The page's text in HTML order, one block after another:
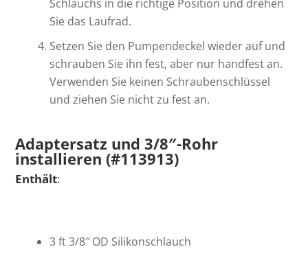
Schlauchs in die richtige Position und drehen
Sie das Laufrad.
Setzen Sie den Pumpendeckel wieder auf und
schrauben Sie ihn fest, aber nur handfest an.
Verwenden Sie keinen Schraubenschlüssel
und ziehen Sie nicht zu fest an.
Adaptersatz und 3/8″-Rohr
installieren (#113913)
Enthält:
3 ft 3/8″ OD Silikonschlauch